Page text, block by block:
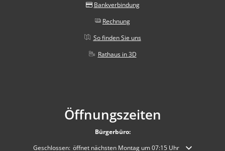
Bankverbindung
Rechnung
So finden Sie uns
Rathaus in 3D
Öffnungszeiten
Bürgerbüro:
Klicken, um weitere Öffnungs- oder Schließzeiten auszublenden
Geschlossen: öffnet nächsten Montag um 07:15 Uhr